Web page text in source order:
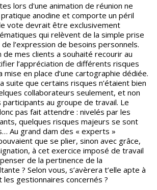
anodine et comporte un péril
vote devrait être exclusivement
qui relèvent de la simple prise
l’expression de besoins personnels.
de mes clients a souhaité recourir au
l’appréciation de différents risques
mise en place d’une cartographie dédiée.
suite que certains risques n’étaient bien
collaborateurs seulement, et non
participants au groupe de travail. Le
pas fait attendre : nivelés par les
quelques risques majeurs se sont
Au grand dam des « experts »
que se plier, sinon avec grâce,
à cet exercice imposé de travail
de la pertinence de la
? Selon vous, s’avèrera t’elle apte à
gestionnaires concernés ?